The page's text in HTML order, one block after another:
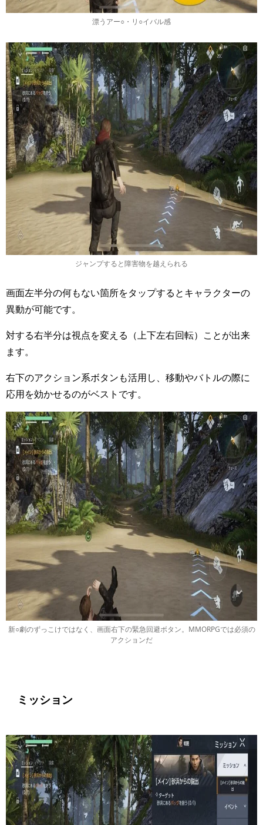
漂うアー○・リ○イバル感
ジャンプすると障害物を越えられる
画面左半分の何もない箇所をタップするとキャラクターの
異動が可能です。
対する右半分は視点を変える（上下左右回転）ことが出来
ます。
右下のアクション系ボタンも活用し、移動やバトルの際に
応用を効かせるのがベストです。
新○劇のずっこけではなく、画面右下の緊急回避ボタン。MMORPGでは必須の
アクションだ
ミッション